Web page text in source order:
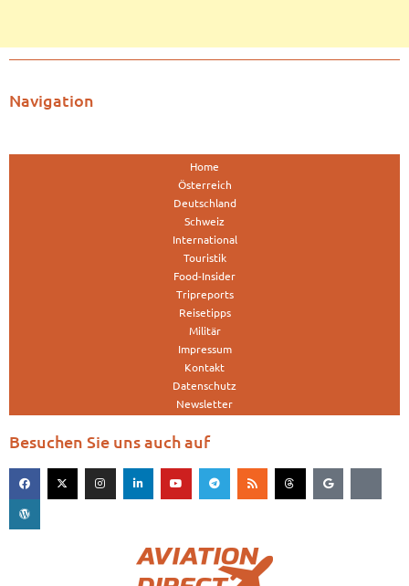
Navigation
Home
Österreich
Deutschland
Schweiz
International
Touristik
Food-Insider
Tripreports
Reisetipps
Militär
Impressum
Kontakt
Datenschutz
Newsletter
Besuchen Sie uns auch auf